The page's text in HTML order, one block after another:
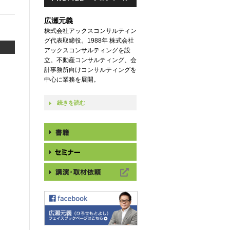
広瀬元義
株式会社アックスコンサルティン
グ代表取締役。1988年 株式会社
アックスコンサルティングを設
立。不動産コンサルティング、会
計事務所向けコンサルティングを
中心に業務を展開。
続きを読む